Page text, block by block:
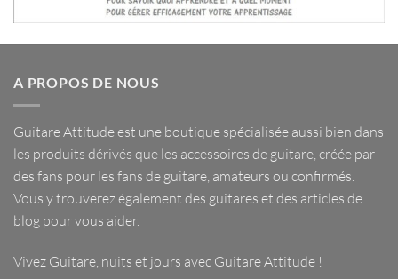
A PROPOS DE NOUS
Guitare Attitude est une boutique spécialisée aussi bien dans
les produits dérivés que les accessoires de guitare , créée par
des fans pour les fans de guitare, amateurs ou confirmés.
Vous y trouverez également des guitares et des articles de
blog pour vous aider.
Vivez Guitare, nuits et jours avec Guitare Attitude !